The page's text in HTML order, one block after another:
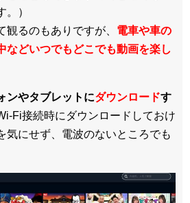
。）
るのもありですが、 電車や車の
などいつでもどこでも動画を楽し
ンやタブレットにダウンロードす
Fi接続時にダウンロードしておけ
気にせず、電波のないところでも